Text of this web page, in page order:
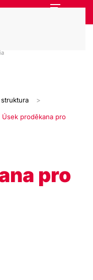
Úsek proděkana pro
pro